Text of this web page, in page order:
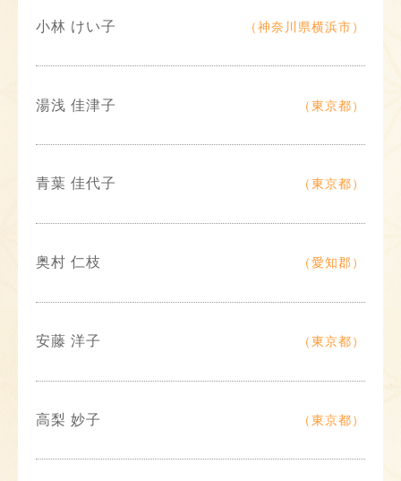
小林 けい子 （神奈川県横浜市）
湯浅 佳津子 （東京都）
青葉 佳代子 （東京都）
奥村 仁枝 （愛知郡）
安藤 洋子 （東京都）
高梨 妙子 （東京都）